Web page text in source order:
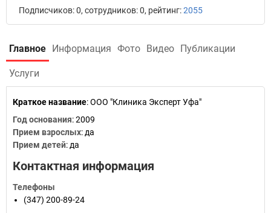
Подписчиков: 0, сотрудников: 0, рейтинг:2055
Главное Информация Фото Видео Публикации
Услуги
Краткое название:ООО "Клиника Эксперт Уфа"
Год основания:2009
Прием взрослых: да
Прием детей: да
Контактная информация
Телефоны
(347) 200-89-24